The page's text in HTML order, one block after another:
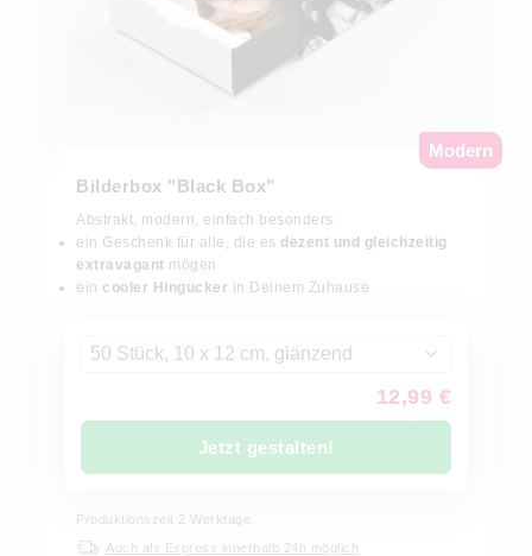
Modern
Bilderbox "Black Box"
Abstrakt, modern, einfach besonders:
ein Geschenk für alle, die es dezent und gleichzeitig
extravagant mögen
ein cooler Hingucker in Deinem Zuhause
50 Stück, 10 x 12 cm, glänzend
12,99 €
Jetzt gestalten!
Produktionszeit 2 Werktage
Auch als Express innerhalb 24h möglich